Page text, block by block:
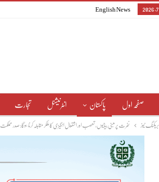
English News
صفحہ اول پاکستان انٹرنیشنل تجارت
بریکنگ نیوز نفرت پر مبنی بیانیوں، تعصب اور اشتعال انگیزی کا ملکر مقابلہ کرنا ہوگا: صدر مملکت